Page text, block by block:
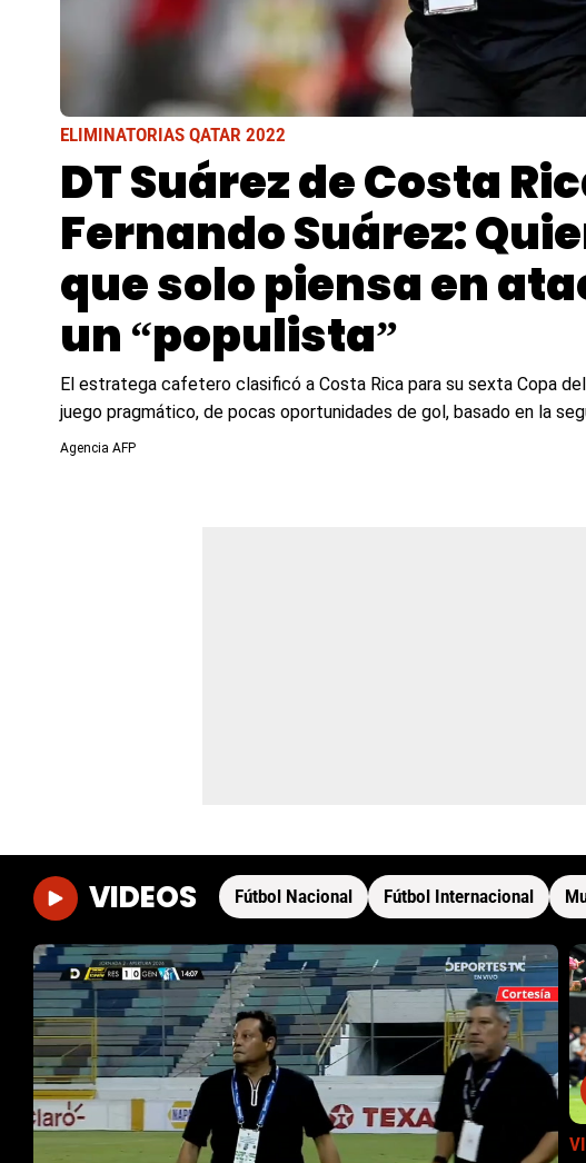
ELIMINATORIAS QATAR 2022
DT Suárez de Costa
Fernando Suárez:
que solo piensa en
un “populista”
El estratega cafetero clasificó a Costa Rica para su sexta Copa
juego pragmático, de pocas oportunidades de gol, basado en la
Agencia AFP
VIDEOS Fútbol Nacional Fútbol Internacional